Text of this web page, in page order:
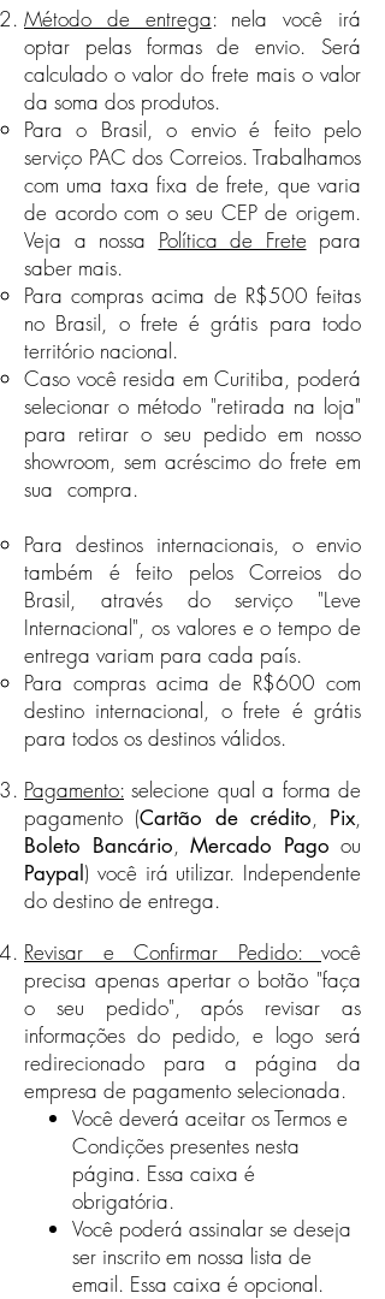
seu CEP de origem, sendo os
seguintes valores:​​
Toda região Sul, São Paulo e
Rio de Janeiro: Frete Grátis
Minas Gerais, Mato Grosso do
Sul e Distrito Federal: R$10,00
Espírito Santo e Mato Grosso:
R$20,00
Goiás: R$36,00
Toda região Norte e Nordeste:
R$45,00
Para compras acima de R$300
feitas no Brasil, o frete é grátis
para todo território nacional.
Caso você resida em Curitiba,
poderá selecionar o método
"retirada na loja" para retirar o seu
pedido em nosso showroom, sem
compra. (Indisponível durante a
pandemia de Covid-19)
Destinos Internacionais
Para destinos internacionais, o
envio também é feito pelos
Correios do Brasil, através do
serviço "Leve Internacional", os
valores e o tempo de
entrega variam para cada país.
destino internacional, o frete é
grátis para todos os destinos
válidos.
Veja a nossa seção Política de
Frete na páginaPolítica da
Empresapara saber quais países
despesas com o frete, ficam a cargo
da Austral.
No caso de devolução, iremos efetuar
o estorno da compra após
comprovante de envio da peça à
Austral. Neste caso, as despesas com
o frete, ficam a cargo da Austral.
Se configura mau uso:
Peças manchadas por sujeira
Peças quebradas
Peças incompletas
Peças arranhadas
Peças arrebentadas
Peças amassadas
Peças cortadas
Importante: Fique atento às
descrições dos produtos em nossa
loja virtual.
Método de entrega: nela você irá
optar pelas formas de envio. Será
calculado o valor do frete mais o valor
da soma dos produtos.
Para o Brasil, o envio é feito pelo
serviço PAC dos Correios. Trabalhamos
com uma taxa fixa de frete, que varia
de acordo com o seu CEP de origem.
Veja a nossa Política de Frete para
saber mais.
Para compras acima de R$500 feitas
no Brasil, o frete é grátis para todo
território nacional.
Caso você resida em Curitiba, poderá
selecionar o método "retirada na loja"
para retirar o seu pedido em nosso
showroom, sem acréscimo do frete em
sua compra.
Para destinos internacionais, o envio
também é feito pelos Correios do
Brasil, através do serviço "Leve
Internacional", os valores e o tempo de
entrega variam para cada país.
Para compras acima de R$600 com
destino internacional, o frete é grátis
para todos os destinos válidos.
Pagamento: selecione qual a forma de
pagamento (Cartão de crédito, Pix,
Boleto Bancário, Mercado Pago ou
Paypal ) você irá utilizar. Independente
do destino de entrega.
Revisar e Confirmar Pedido: você
precisa apenas apertar o botão "faça
o seu pedido", após revisar as
informações do pedido, e logo será
redirecionado para a página da
empresa de pagamento selecionada.
Você deverá aceitar os Termos e
Condições presentes nesta
página.​ Essa caixa é
obrigatória.
Você poderá assinalar se deseja
ser inscrito em nossa lista de
email. Essa caixa é opcional.